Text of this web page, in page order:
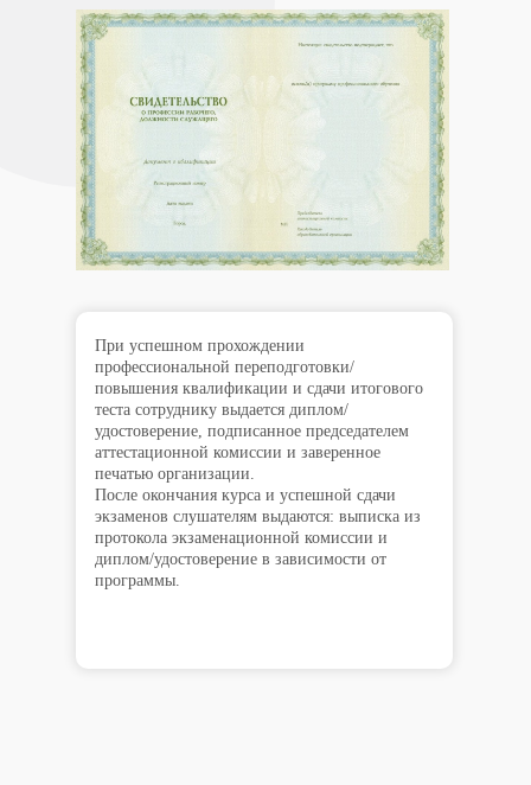
При успешном прохождении
профессиональной переподготовки/
повышения квалификации и сдачи итогового
теста сотруднику выдается диплом/
удостоверение, подписанное председателем
аттестационной комиссии и заверенное
печатью организации.
После окончания курса и успешной сдачи
экзаменов слушателям выдаются: выписка из
протокола экзаменационной комиссии и
диплом/удостоверение в зависимости от
программы.